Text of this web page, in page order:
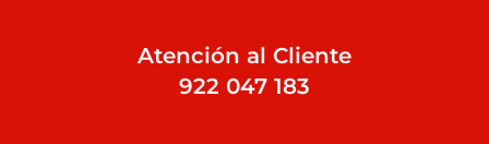
Atención al Cliente
922 047 183